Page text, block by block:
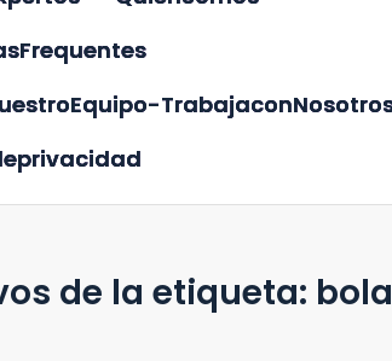
sFrequentes
uestroEquipo-TrabajaconNosotro
eprivacidad
de la etiqueta: